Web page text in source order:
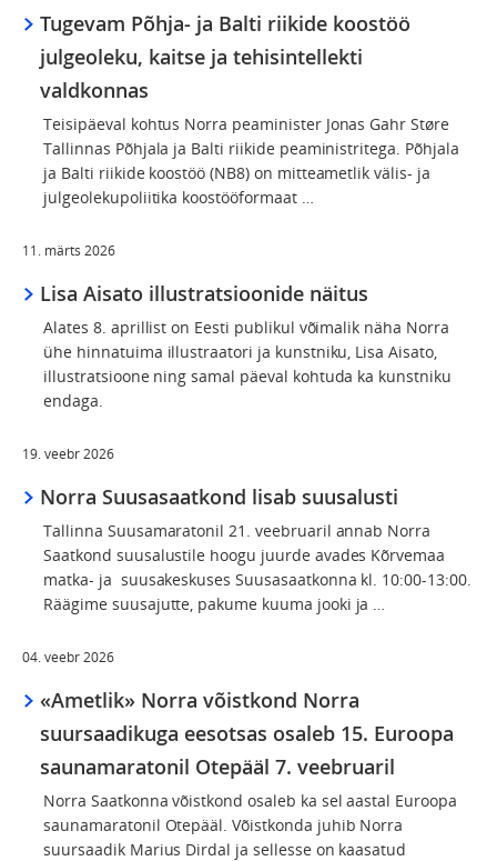
Tugevam Põhja- ja Balti riikide koostöö
julgeoleku, kaitse ja tehisintellekti
valdkonnas
Teisipäeval kohtus Norra peaminister Jonas Gahr Støre
Tallinnas Põhjala ja Balti riikide peaministritega. Põhjala
ja Balti riikide koostöö (NB8) on mitteametlik välis- ja
julgeolekupoliitika koostööformaat …
11. märts 2026
Lisa Aisato illustratsioonide näitus
Alates 8. aprillist on Eesti publikul võimalik näha Norra
ühe hinnatuima illustraatori ja kunstniku, Lisa Aisato,
illustratsioone ning samal päeval kohtuda ka kunstniku
endaga.
19. veebr 2026
Norra Suusasaatkond lisab suusalusti
Tallinna Suusamaratonil 21. veebruaril annab Norra
Saatkond suusalustile hoogu juurde avades Kõrvemaa
matka- ja suusakeskuses Suusasaatkonna kl. 10:00-13:00.
Räägime suusajutte, pakume kuuma jooki ja …
04. veebr 2026
«Ametlik» Norra võistkond Norra
suursaadikuga eesotsas osaleb 15. Euroopa
saunamaratonil Otepääl 7. veebruaril
Norra Saatkonna võistkond osaleb ka sel aastal Euroopa
saunamaratonil Otepääl. Võistkonda juhib Norra
suursaadik Marius Dirdal ja sellesse on kaasatud